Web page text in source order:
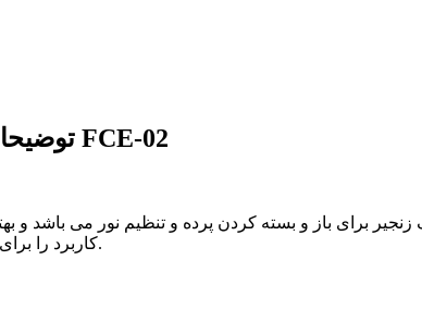
توضیحات پرده شید تصویری طرح چهره جک اسپارو کد FCE-02
زنجیر برای باز و بسته کردن پرده و تنظیم نور می باشد
کاربرد را برای چاپ تصاویر تبلیغاتی، لوگو تجاری ، کاور آفتابگیر ویترین مغازه و ... دارد.